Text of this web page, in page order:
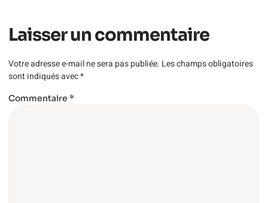
Laisser un commentaire
Votre adresse e-mail ne sera pas publiée. Les champs obligatoires
sont indiqués avec*
Commentaire *